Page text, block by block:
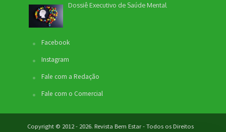
Dossiê Executivo de Saúde Mental
Facebook
Instagram
Fale com a Redação
Fale com o Comercial
Copyright © 2012 - 2026. Revista Bem Estar - Todos os Direitos
Nossa equipe de suporte ao cliente está aqui
Envio de Pauta
SEO / Marketing